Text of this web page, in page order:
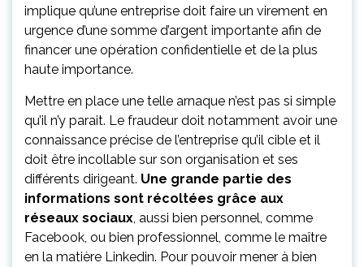
implique qu’une entreprise doit faire un virement en
urgence d’une somme d’argent importante afin de
financer une opération confidentielle et de la plus
haute importance.
Mettre en place une telle arnaque n’est pas si simple
qu’il n’y parait. Le fraudeur doit notamment avoir une
connaissance précise de l’entreprise qu’il cible et il
doit être incollable sur son organisation et ses
différents dirigeant. Une grande partie des
informations sont récoltées grâce aux
réseaux sociaux, aussi bien personnel, comme
Facebook, ou bien professionnel, comme le maître
en la matière Linkedin. Pour pouvoir mener à bien